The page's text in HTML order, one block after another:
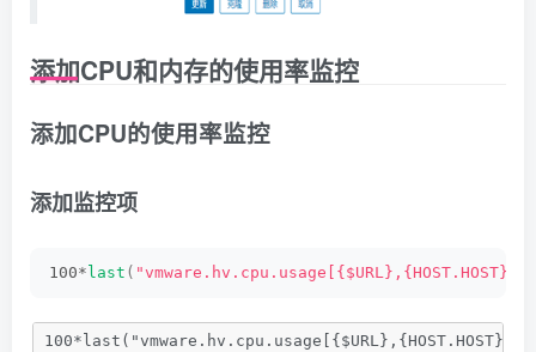
添加CPU和内存的使用率监控
添加CPU的使用率监控
添加监控项
100* last ( "vmware.hv.cpu.usage[{$URL},{HOST.HOST}]"